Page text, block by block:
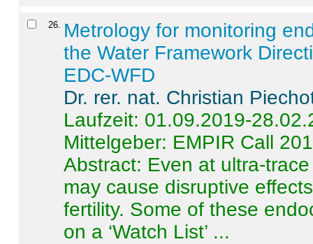
26. Metrology for monitoring
the Water Framework
EDC-WFD
Dr. rer. nat. Christian
Laufzeit: 01.09.2019-
Mittelgeber: EMPIR Call
Abstract: Even at ultra-
may cause disruptive
fertility. Some of these
on a ‘Watch List’ ...